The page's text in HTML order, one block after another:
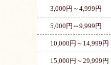
3,000円～4,999円
5,000円～9,999円
10,000円～14,999円
15,000円～29,999円